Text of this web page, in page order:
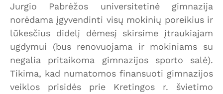
Jurgio Pabrėžos universitetinė gimnazija
norėdama įgyvendinti visų mokinių poreikius ir
lūkesčius didelį dėmesį skirsime įtraukiajam
ugdymui (bus renovuojama ir mokiniams su
negalia pritaikoma gimnazijos sporto salė).
Tikima, kad numatomos finansuoti gimnazijos
veiklos prisidės prie Kretingos r. švietimo